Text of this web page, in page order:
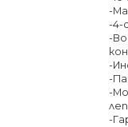
-
-4-
-
-
-
-
-